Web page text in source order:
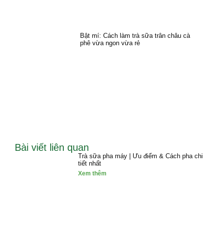
Bật mí: Cách làm trà sữa trân châu cà
phê vừa ngon vừa rẻ
Bài viết liên quan
Trà sữa pha máy | Ưu điểm & Cách pha chi
tiết nhất
Xem thêm